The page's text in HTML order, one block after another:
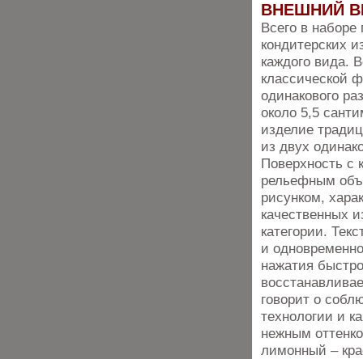
ВНЕШНИЙ
Всего в наборе
кондитерских
каждого вида.
классической
одинакового
около 5,5
изделие
из двух
Поверхность с
рельефным
рисунком,
качественных
категории.
и
нажатия быстро
говорит о
технологии и
нежным
лимонный –